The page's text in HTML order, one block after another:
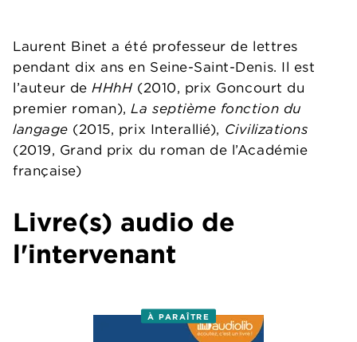
Laurent Binet a été professeur de lettres
pendant dix ans en Seine-Saint-Denis. Il est
l’auteur deHHhH (2010, prix Goncourt du
premier roman),La septième fonction du
langage (2015, prix Interallié), Civilizations
(2019, Grand prix du roman de l’Académie
française)
Livre(s) audio de
l'intervenant
À PARAÎTRE